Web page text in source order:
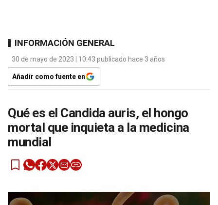
INFORMACIÓN GENERAL
30 de mayo de 2023 | 10:43 publicado hace 3 años
Añadir como fuente en
Qué es el Candida auris, el hongo
mortal que inquieta a la medicina
mundial